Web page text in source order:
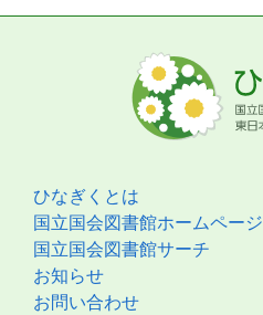
ひなぎくとは
国立国会図書館ホームページ
国立国会図書館サーチ
お知らせ
お問い合わせ